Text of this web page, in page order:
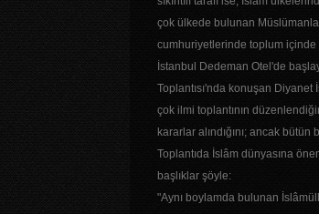
çok ülkede bulunan
cumhuriyetlerinde toplum içinde
İstanbul Dedeman Otel'de
Toplantısı'nda konuşan
çok ilmi toplantının
kararlar alındığını; ancak
Toplantıda İslâm dünyasına
başlıklar şöyle:
"Aynı boylamda bulunan